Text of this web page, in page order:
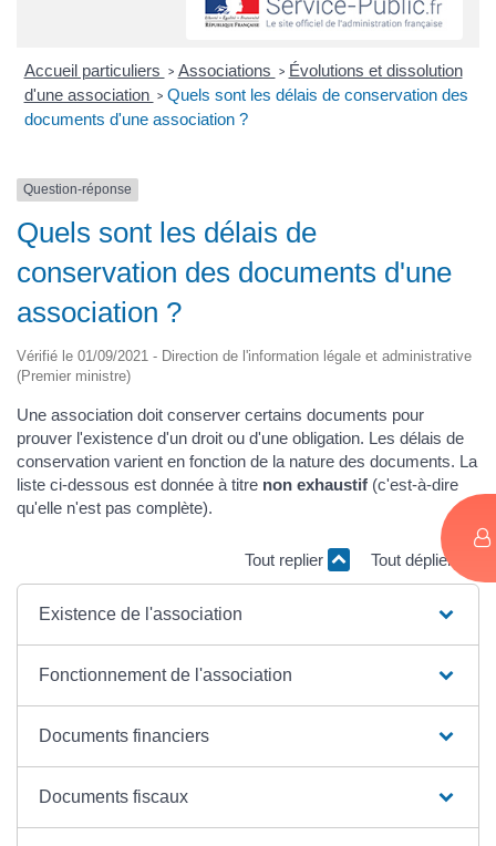
Accueil particuliers > Associations > Évolutions et dissolution
d'une association > Quels sont les délais de conservation des
documents d'une association ?
Question-réponse
Quels sont les délais de
conservation des documents d'une
association ?
Vérifié le 01/09/2021 - Direction de l'information légale et administrative
(Premier ministre)
Une association doit conserver certains documents pour
prouver l'existence d'un droit ou d'une obligation. Les délais de
conservation varient en fonction de la nature des documents. La
liste ci-dessous est donnée à titre non exhaustif (c'est-à-dire
qu'elle n'est pas complète).
Tout replier Tout déplier
Existence de l'association
Fonctionnement de l'association
Documents financiers
Documents fiscaux